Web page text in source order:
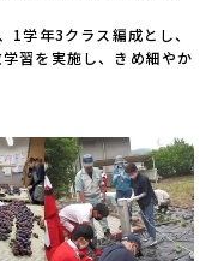
1学年3クラス編成とし、
習を実施し、きめ細やか